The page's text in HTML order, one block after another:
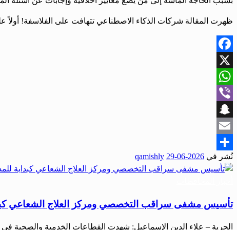
ظهرت المقالة شركات الذكاء الاصطناعي تتهافت على الفلاسفة! أولاً
Facebook
X
WhatsApp
Viber
Snapchat
Email
Share
نُشر في 2026-06-29
qamishly
تأسيس مشفى سراقب التخصصي ومركز العلاج الشعاعي
الحرية – علاء الدين الإسماعيل: شهدت القطاعات الخدمية والصحية